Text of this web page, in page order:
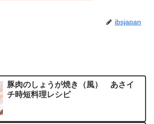
ibsjapan
豚肉のしょうが焼き（風） あさイ
チ時短料理レシピ